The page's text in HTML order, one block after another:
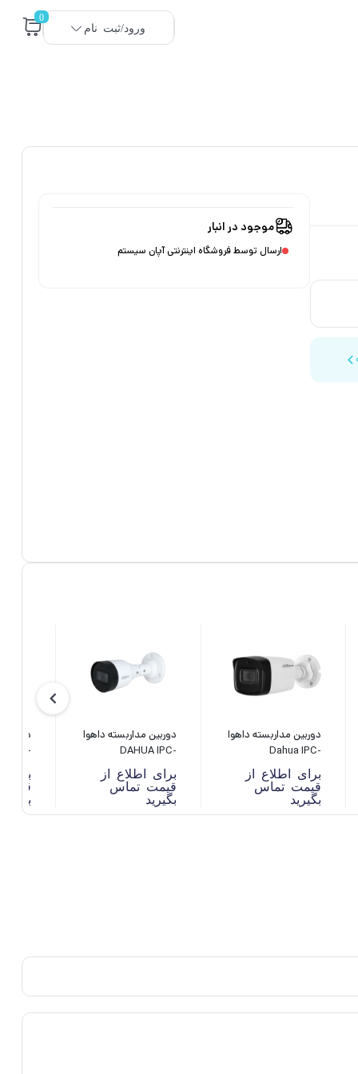
ورود/ثبت نام
0
موجود در انبار
ارسال توسط فروشگاه اینترنتی آپان سیستم
دوربین مداربسته داهوا
Dahua IPC-
HFW1230T1P-ZS
برای اطلاع از
قیمت تماس
بگیرید
دوربین مداربسته داهوا
DAHUA IPC-
HFW1431S1-A-S4
برای اطلاع از
قیمت تماس
بگیرید
IPC-
برای
بگیرید